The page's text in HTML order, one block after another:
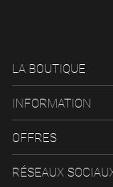
LA BOUTIQUE
INFORMATION
OFFRES
RÉSEAUX